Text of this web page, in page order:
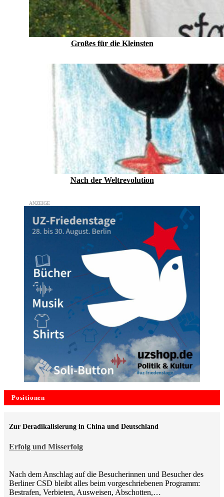
Großes für die Kleinsten
Nach der Weltrevolution
Positionen
Erfolg und Misserfolg
Zur Deradikalisierung in China und Deutschland
Nach dem Anschlag auf die Besucherinnen und Besucher des
Berliner CSD bleibt alles beim vorgeschriebenen Programm:
Bestrafen, Verbieten, Ausweisen, Abschotten,…